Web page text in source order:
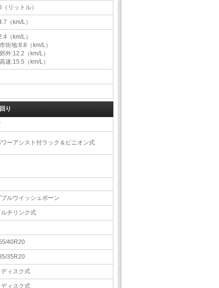
（リットル）
（km/L）
（km/L）
街地:8.8（km/L）
外:12.2（km/L）
速:15.5（km/L）
り
ーアシスト付ラック＆ピニオン式
ルウイッシュボーン
チリンク式
40R20
35R20
ィスク式
ィスク式